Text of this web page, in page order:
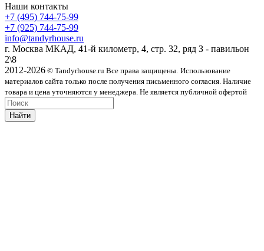
Наши контакты
+7 (495) 744-75-99
+7 (925) 744-75-99
info@tandyrhouse.ru
г. Москва МКАД, 41-й километр, 4, стр. 32, ряд З - павильон
2\8
2012-2026 © Tandyrhouse.ru Все права защищены. Использование
материалов сайта только после получения письменного согласия. Наличие
товара и цена уточняются у менеджера. Не является публичной офертой
Найти